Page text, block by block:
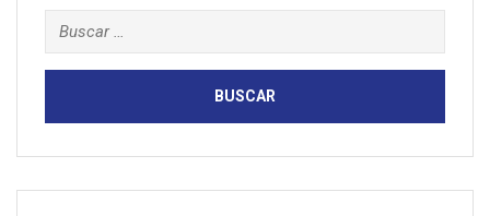
Buscar: